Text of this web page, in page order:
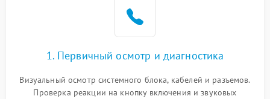
1700 ₽
Ошибки в работе
оперативной памяти
1500 ₽ Подробнее →
Не распознается USB-порт 1300 ₽ Подробнее →
1. Первичный осмотр и диагностика
Визуальный осмотр системного блока, кабелей и разъемов.
Проверка реакции на кнопку включения и звуковых